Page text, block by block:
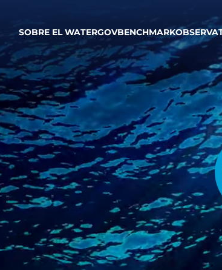
SOBRE EL WATERGOVBENCHMARK